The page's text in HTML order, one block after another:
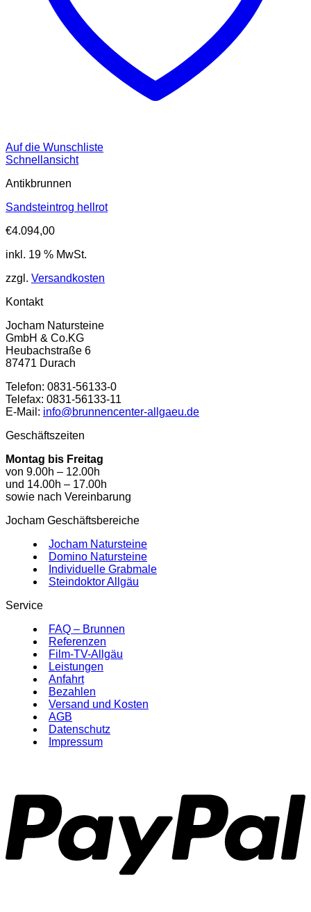
Auf die Wunschliste
Schnellansicht
Antikbrunnen
Sandsteintrog hellrot
€4.094,00
inkl. 19 % MwSt.
zzgl. Versandkosten
Kontakt
Jocham Natursteine
GmbH & Co.KG
Heubachstraße 6
87471 Durach
Telefon: 0831-56133-0
Telefax: 0831-56133-11
E-Mail: info@brunnencenter-allgaeu.de
Geschäftszeiten
Montag bis Freitag
von 9.00h – 12.00h
und 14.00h – 17.00h
sowie nach Vereinbarung
Jocham Geschäftsbereiche
Jocham Natursteine
Domino Natursteine
Individuelle Grabmale
Steindoktor Allgäu
Service
FAQ – Brunnen
Referenzen
Film-TV-Allgäu
Leistungen
Anfahrt
Bezahlen
Versand und Kosten
AGB
Datenschutz
Impressum